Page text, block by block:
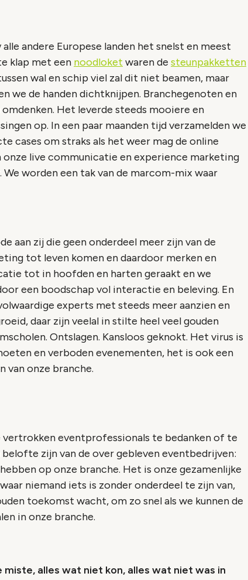
andere Europese landen het snelst en meest
klap met een noodloket waren de steunpakketten
wal en schip viel zal dit niet beamen, maar
we de handen dichtknijpen. Branchegenoten en
Het leverde steeds mooiere en
op. In een paar maanden tijd verzamelden we
cases om straks als het weer mag de online
live communicatie en experience marketing
worden een tak van de marcom-mix waar
aan zij die geen onderdeel meer zijn van de
tot leven komen en daardoor merken en
tot in hoofden en harten geraakt en we
een boodschap vol interactie en beleving. En
experts met steeds meer aanzien en
daar zijn veelal in stilte heel veel gouden
Ontslagen. Kansloos geknokt. Het virus is
en verboden evenementen, het is ook een
van onze branche.
vertrokken eventprofessionals te bedanken of te
zijn van de over gebleven eventbedrijven:
op onze branche. Het is onze gezamenlijke
niemand iets is zonder onderdeel te zijn van,
toekomst wacht, om zo snel als we kunnen de
in onze branche.
alles wat niet kon, alles wat niet was in